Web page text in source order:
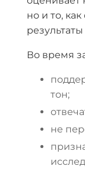
но и то,
Во время
тон;
не